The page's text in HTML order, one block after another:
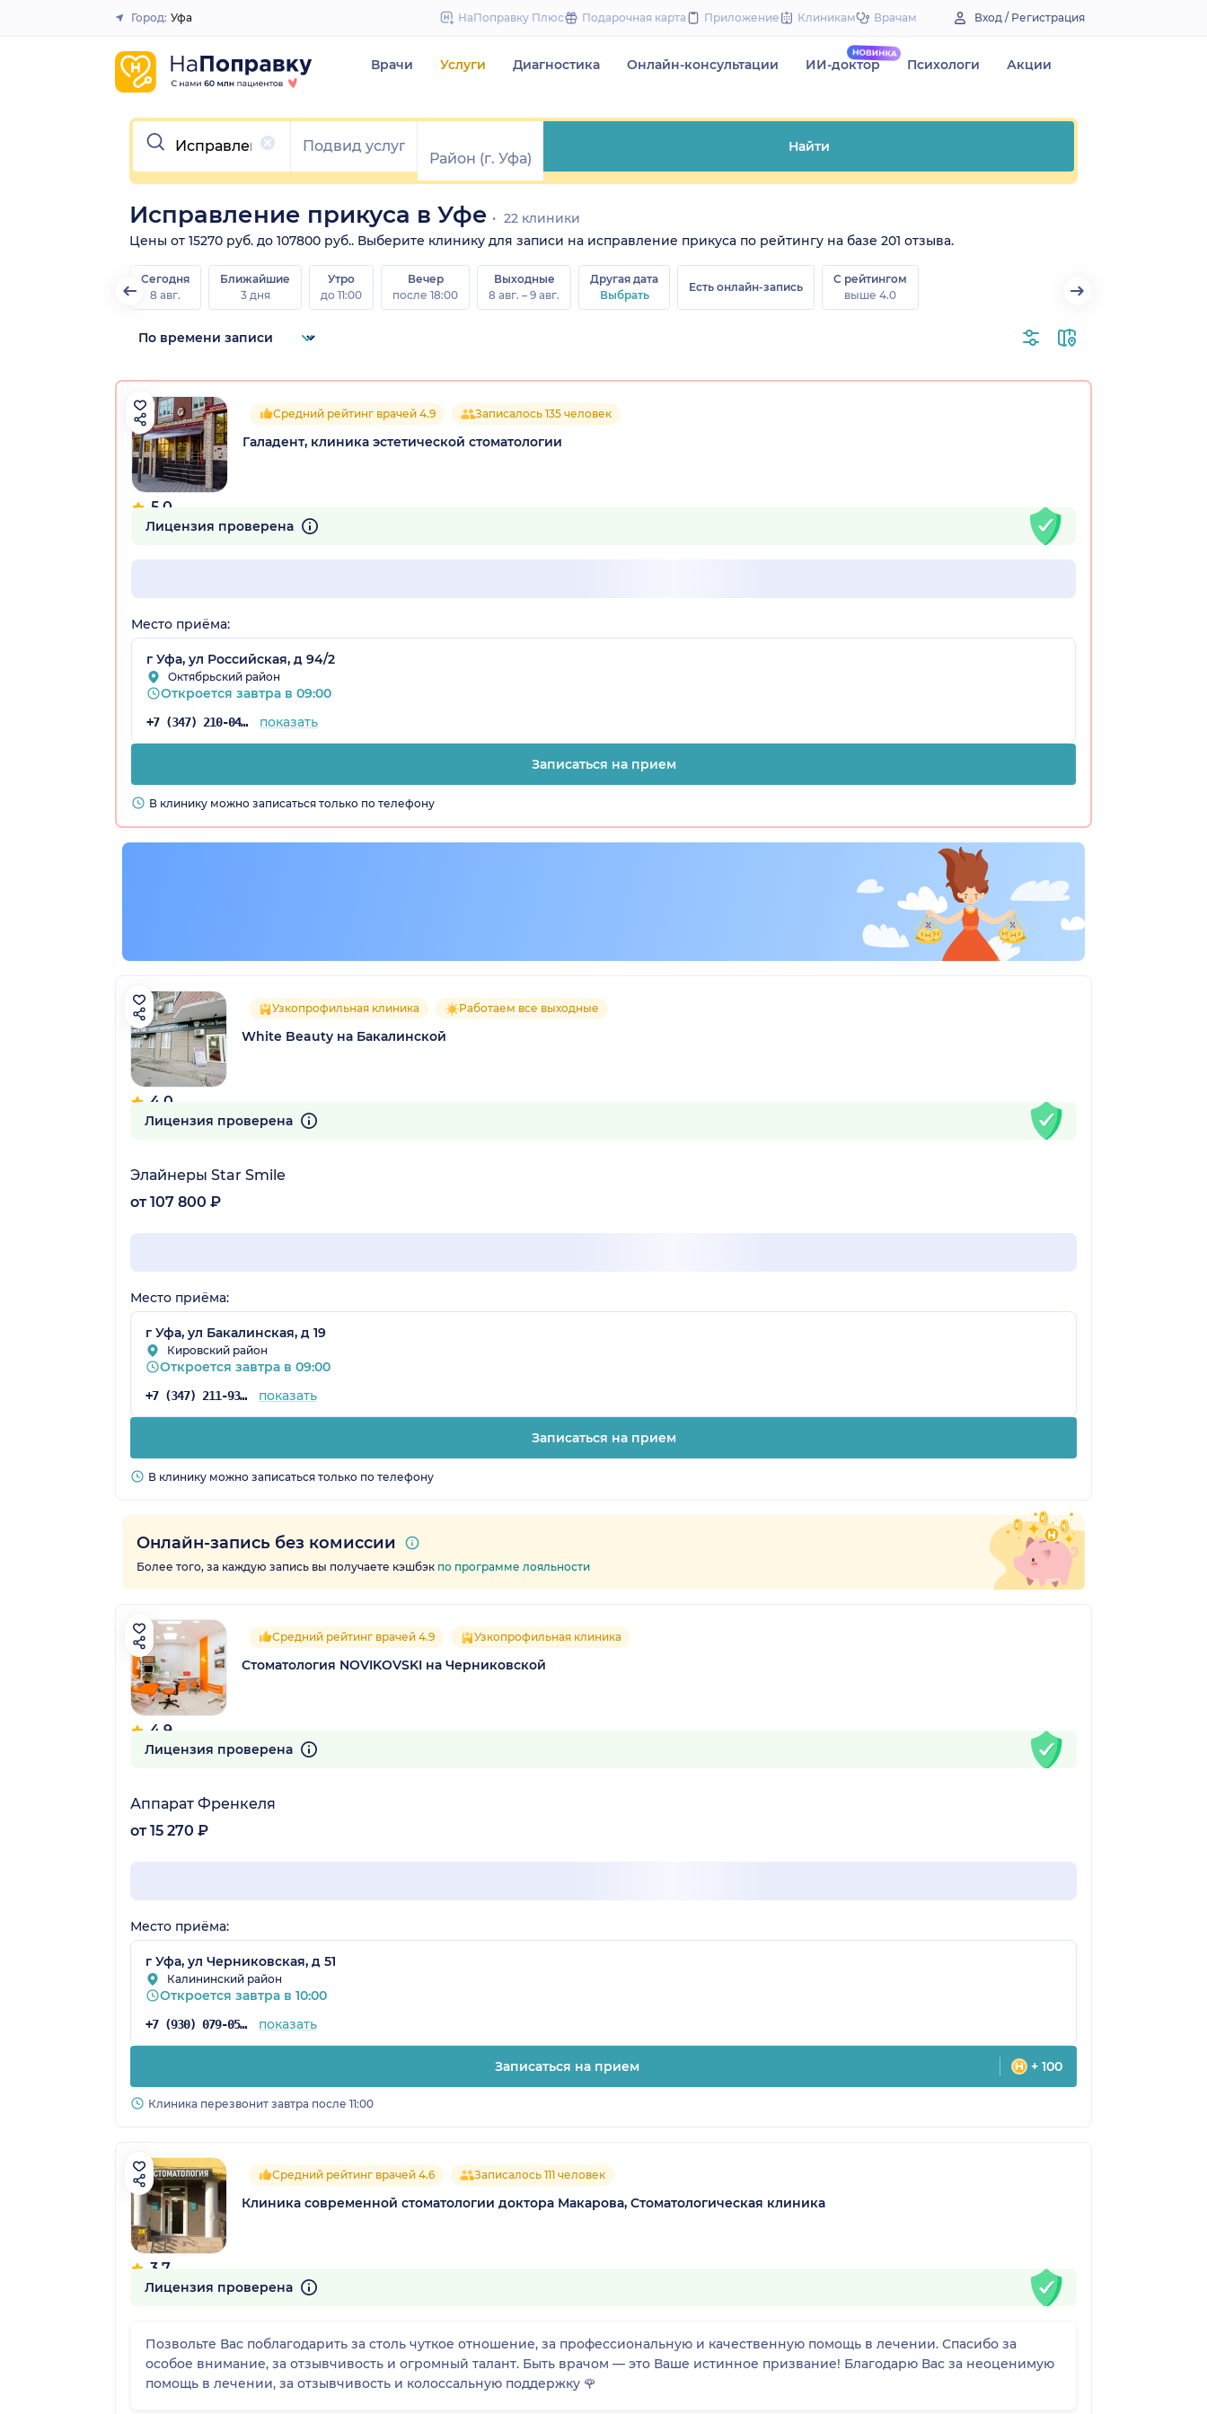
to
Закрыть
Город: Уфа НаПоправку Плюс Подарочная карта Приложение Клиникам Врачам Вход / Регистрация
Врачи Услуги Диагностика Онлайн-консультации ИИ-доктор Психологи Акции
Очистить
Найти
Исправление прикуса в Уфе
22 клиники
Цены от 15270 руб. до 107800 руб.. Выберите клинику для записи на исправление прикуса по рейтингу на базе 201 отзыва.
Сегодня
8 авг.
Ближайшие
3 дня
Утро
до 11:00
Вечер
после 18:00
Выходные
8 авг. – 9 авг.
Другая дата
Выбрать
Есть онлайн-запись
С рейтингом
выше 4.0
5.0
13 отзывов
Средний рейтинг врачей 4.9 Записалось 135 человек
Галадент, клиника эстетической стоматологии
Лицензия проверена
Место приёма:
г Уфа, ул Российская, д 94/2
Октябрьский район
Откроется завтра в 09:00
+7 (347) 210-04-76 показать
Записаться на прием
В клинику можно записаться только по телефону
4.0
20 отзывов
Узкопрофильная клиника Работаем все выходные
White Beauty на Бакалинской
Лицензия проверена
Элайнеры Star Smile
от 107 800 ₽
Место приёма:
г Уфа, ул Бакалинская, д 19
Кировский район
Откроется завтра в 09:00
+7 (347) 211-93-68 показать
Записаться на прием
В клинику можно записаться только по телефону
Онлайн-запись без комиссии
Более того, за каждую запись вы получаете кэшбэк по программе лояльности
4.9
18 отзывов
Средний рейтинг врачей 4.9 Узкопрофильная клиника
Стоматология NOVIKOVSKI на Черниковской
Лицензия проверена
Аппарат Френкеля
от 15 270 ₽
Место приёма:
г Уфа, ул Черниковская, д 51
Калининский район
Откроется завтра в 10:00
+7 (930) 079-05-24 показать
Записаться на прием + 100
Клиника перезвонит завтра после 11:00
3.7
15 отзывов
Средний рейтинг врачей 4.6 Записалось 111 человек
Клиника современной стоматологии доктора Макарова, Стоматологическая клиника
Лицензия проверена
Позвольте Вас поблагодарить за столь чуткое отношение, за профессиональную и качественную помощь в лечении. Спасибо за
особое внимание, за отзывчивость и огромный талант. Быть врачом — это Ваше истинное призвание! Благодарю Вас за неоценимую
помощь в лечении, за отзывчивость и колоссальную поддержку 🌹